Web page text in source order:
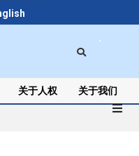
关于人权 关于我们